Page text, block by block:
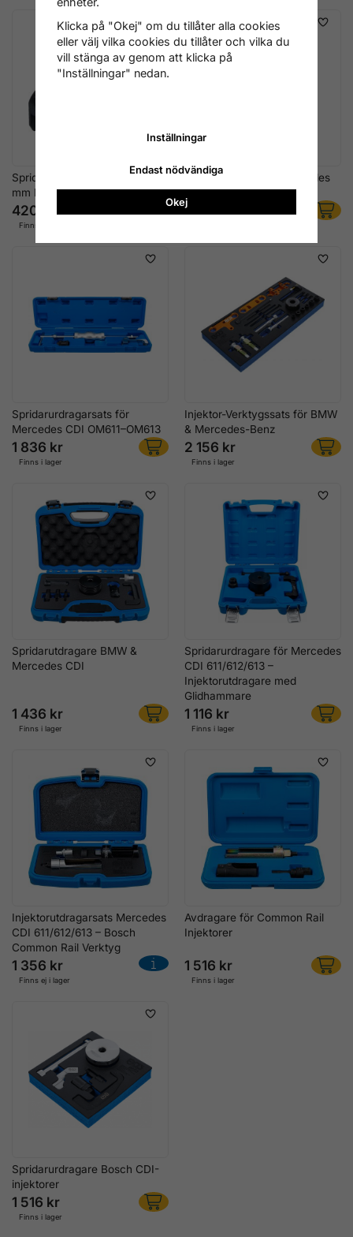
Spridardemonteringsgaffel 12
mm Mercedes CDI
420 kr
Finns i lager
Injektor Urdragare Mercedes
OM651 OM646
716 kr
Spridarurdragarsats för
Mercedes CDI OM611–OM613
1 836 kr
Finns i lager
Injektor-Verktygssats för BMW
& Mercedes-Benz
2 156 kr
Finns i lager
Spridarutdragare BMW &
Mercedes CDI
1 436 kr
Finns i lager
Spridarurdragare för Mercedes
CDI 611/612/613 –
Injektorutdragare med
Glidhammare
1 116 kr
Finns i lager
Injektorutdragarsats Mercedes
CDI 611/612/613 – Bosch
Common Rail Verktyg
1 356 kr
Finns ej i lager
Avdragare för Common Rail
Injektorer
1 516 kr
Finns i lager
Spridarurdragare Bosch CDI-
injektorer
1 516 kr
Finns i lager
Klicka på "Okej" om du tillåter alla cookies
eller välj vilka cookies du tillåter och vilka du
vill stänga av genom att klicka på
"Inställningar" nedan.
Inställningar
Endast nödvändiga
Okej